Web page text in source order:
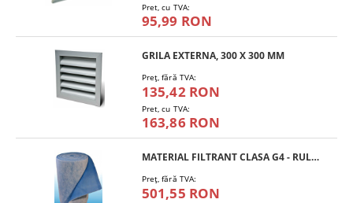
Pret, cu TVA:
95,99 RON
GRILA EXTERNA, 300 X 300 MM
Preţ, fără TVA:
135,42 RON
Pret, cu TVA:
163,86 RON
MATERIAL FILTRANT CLASA G4 - RULOU
Preţ, fără TVA:
501,55 RON